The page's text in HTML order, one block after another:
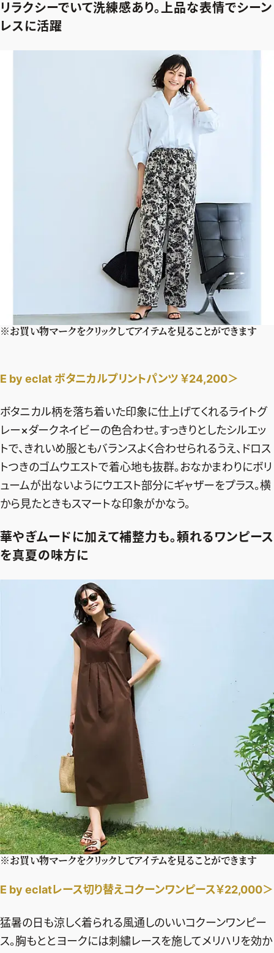
リラクシーでいて洗練感あり。上品な表情でシーン
レスに活躍
※お買い物マークをクリックしてアイテムを見ることができます
E by eclat ボタニカルプリントパンツ ￥24,200＞
ボタニカル柄を落ち着いた印象に仕上げてくれるライトグ
レー×ダークネイビーの色合わせ。すっきりとしたシルエッ
トで、きれいめ服ともバランスよく合わせられるうえ、ドロス
トつきのゴムウエストで着心地も抜群。おなかまわりにボリ
ュームが出ないようにウエスト部分にギャザーをプラス。横
から見たときもスマートな印象がかなう。
華やぎムードに加えて補整力も。頼れるワンピース
を真夏の味方に
※お買い物マークをクリックしてアイテムを見ることができます
E by eclatレース切り替えコクーンワンピース￥22,000＞
猛暑の日も涼しく着られる風通しのいいコクーンワンピー
ス。胸もととヨークには刺繍レースを施してメリハリを効か